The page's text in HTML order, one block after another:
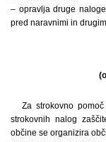
– opravlja druge
pred naravnimi in
Za strokovno
strokovnih nalog
občine se organizira